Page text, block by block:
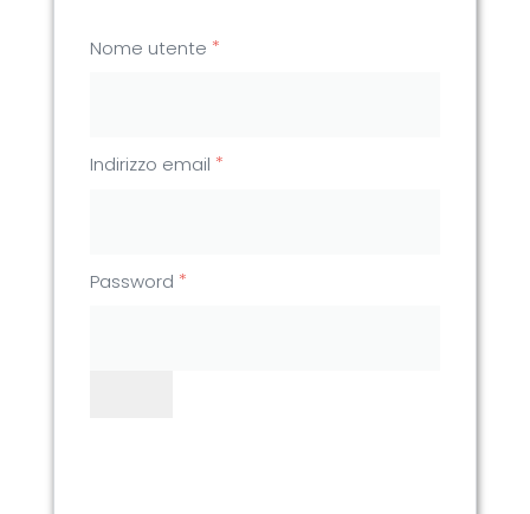
Nome utente *
Indirizzo email *
Password *